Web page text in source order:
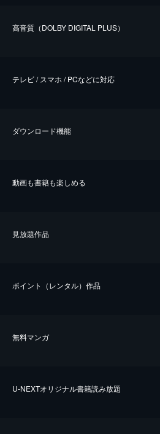
⾼⾳質（DOLBY DIGITAL PLUS）
テレビ / スマホ / PCなどに対応
ダウンロード機能
動画も書籍も楽しめる
⾒放題作品
ポイント（レンタル）作品
無料マンガ
U-NEXTオリジナル書籍読み放題